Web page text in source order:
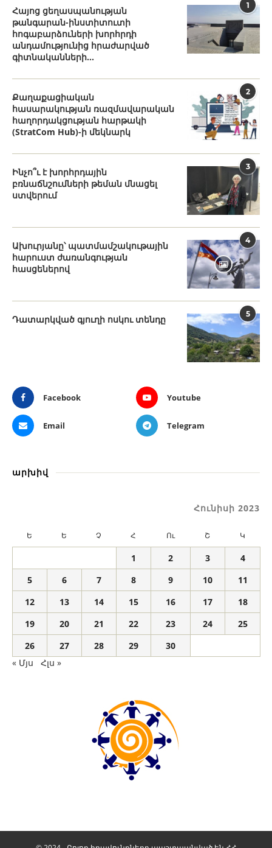
1
Հայոց ցեղասպանության
թանգարան-ինստիտուտի
հոգաբարձուների խորհրդի
անդամությունից հրաժարված
գիտնականների...
2
Քաղաքացիական
հասարակության ռազմավարական
հաղորդակցության հարթակի
(StratCom Hub)-ի մեկնարկ
3
Ինչո՞ւ է խորհրդային
բռնաճնշումների թեման մնացել
ստվերում
4
Ախուրյանը՝ պատմամշակութային
հարուստ ժառանգության
հասցեներով
5
Դատարկված գյուղի ոսկու տենդը
Facebook Youtube
Email Telegram
արխիվ
Հունիսի 2023
Ե Ե Չ Հ Ու Շ Կ
1 2 3
4
5
6 7 8 9 10
11
12
13 14 15 16 17
18
19
20 21 22 23 24
25
26
27 28 29
30
« Մյս
Հլս »